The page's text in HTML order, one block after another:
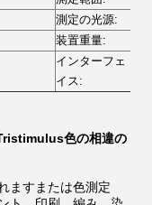
測定の光源:
装置重量:
インターフェ
イス:
色の相違の
ますまたは色測定